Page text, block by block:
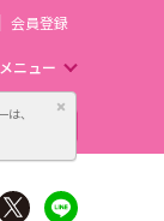
、
閉じる
会員登録
メニュー
ービス
ェア Twitter